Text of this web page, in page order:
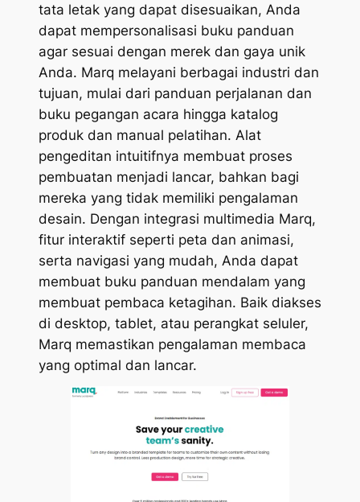
tata letak yang dapat disesuaikan, Anda
dapat mempersonalisasi buku panduan
agar sesuai dengan merek dan gaya unik
Anda. Marq melayani berbagai industri dan
tujuan, mulai dari panduan perjalanan dan
buku pegangan acara hingga katalog
produk dan manual pelatihan. Alat
pengeditan intuitifnya membuat proses
pembuatan menjadi lancar, bahkan bagi
mereka yang tidak memiliki pengalaman
desain. Dengan integrasi multimedia Marq,
fitur interaktif seperti peta dan animasi,
serta navigasi yang mudah, Anda dapat
membuat buku panduan mendalam yang
membuat pembaca ketagihan. Baik diakses
di desktop, tablet, atau perangkat seluler,
Marq memastikan pengalaman membaca
yang optimal dan lancar.